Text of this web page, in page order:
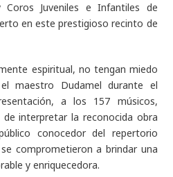
Juveniles e Infantiles de
en este prestigioso recinto de
espiritual, no tengan miedo
maestro Dudamel durante el
a los 157 músicos,
interpretar la reconocida obra
conocedor del repertorio
comprometieron a brindar una
y enriquecedora.